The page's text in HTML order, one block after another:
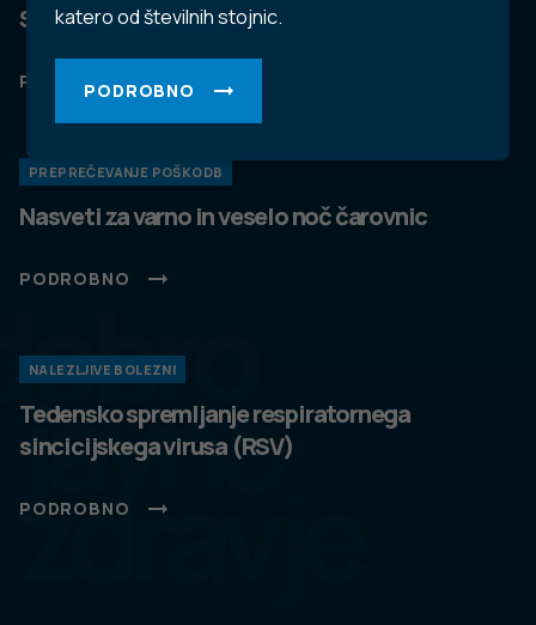
katero od številnih stojnic.
PODROBNO
javno
zdravje
Spremljanje okužb s SARS-CoV-2 (covid-19)
PODROBNO
PREPREČEVANJE POŠKODB
Nasveti za varno in veselo noč čarovnic
PODROBNO
NALEZLJIVE BOLEZNI
Tedensko spremljanje respiratornega
sincicijskega virusa (RSV)
PODROBNO